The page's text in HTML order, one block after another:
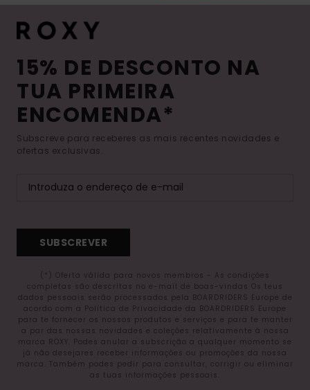
15% DE DESCONTO NA
TUA PRIMEIRA
ENCOMENDA*
Subscreve para receberes as mais recentes novidades e
ofertas exclusivas.
SUBSCREVER
(*) Oferta válida para novos membros - As condições
completas são descritas no e-mail de boas-vindas Os teus
dados pessoais serão processados pela BOARDRIDERS Europe de
acordo com a Política de Privacidade da BOARDRIDERS Europe
para te fornecer os nossos produtos e serviços e para te manter
a par das nossas novidades e coleções relativamente à nossa
marca ROXY. Podes anular a subscrição a qualquer momento se
já não desejares receber informações ou promoções da nossa
marca. Também podes pedir para consultar, corrigir ou eliminar
as tuas informações pessoais.